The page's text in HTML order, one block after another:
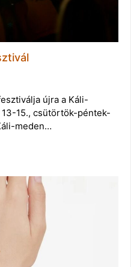
újra a Káli-
15., csütörtök-péntek-
meden…